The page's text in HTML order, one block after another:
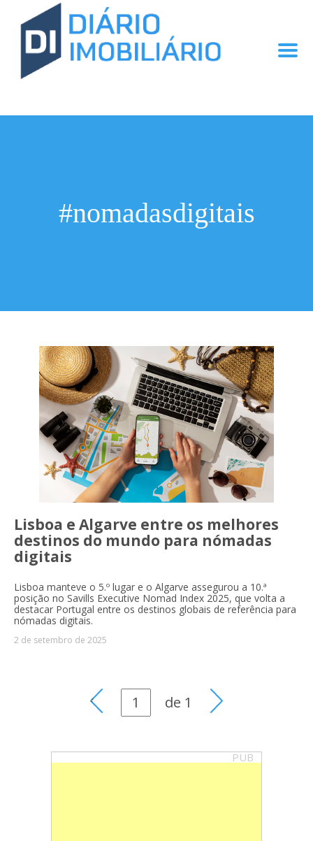
#nomadasdigitais
Lisboa e Algarve entre os melhores
destinos do mundo para nómadas
digitais
Lisboa manteve o 5.º lugar e o Algarve assegurou a 10.ª
posição no Savills Executive Nomad Index 2025, que volta a
destacar Portugal entre os destinos globais de referência para
nómadas digitais.
2 de setembro de 2025
de 1
PUB